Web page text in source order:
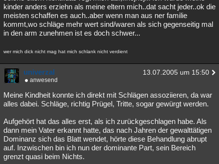
kinder anders erziehn als meine eltern mich..dat sacht jeder..ok die
meisten schaffen es auch..aber wenn man aus ner familie
kommt,wo schläge mehr wert sind/waren als sich gegenseitig mal
in den arm zunehmen ist es doch schwer...
wer mich dick nicht mag hat mich schlank nicht verdient
univerzal 13.07.2005 um 15:50
anwesend
Meine Kindheit konnte ich direkt mit Schlägen assoziieren, da war
alles dabei. Schläge, richtig Prügel, Tritte, sogar gewürgt werden.
Aufgehört hat das alles erst, als ich zurückgeschlagen habe. Als
dann mein Vater erkannt hatte, das nach Jahren der gewalttätigen
Dominanz sich das Blatt wendet, hörte diese Behandlung abrupt
auf. Inzwischen bin ich nun der dominante Part, sein Bereich
grenzt quasi beim Nichts.